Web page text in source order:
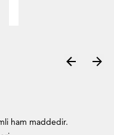
ham maddedir.